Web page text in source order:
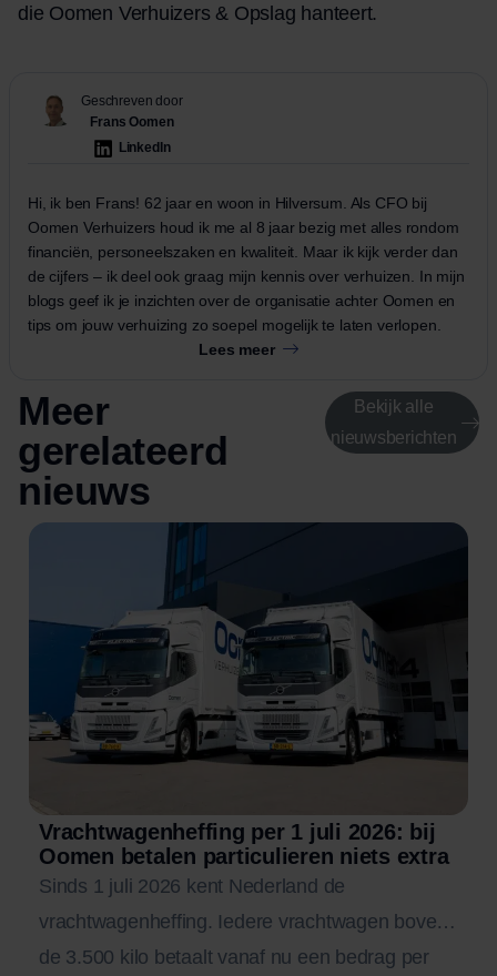
die Oomen Verhuizers & Opslag hanteert.
Geschreven door
Frans Oomen
LinkedIn
Hi, ik ben Frans! 62 jaar en woon in Hilversum. Als CFO bij
Oomen Verhuizers houd ik me al 8 jaar bezig met alles rondom
financiën, personeelszaken en kwaliteit. Maar ik kijk verder dan
de cijfers – ik deel ook graag mijn kennis over verhuizen. In mijn
blogs geef ik je inzichten over de organisatie achter Oomen en
tips om jouw verhuizing zo soepel mogelijk te laten verlopen.
Lees meer
Meer
gerelateerd
nieuws
Bekijk alle
nieuwsberichten
Vrachtwagenheffing per 1 juli 2026: bij
Oomen betalen particulieren niets extra
Sinds 1 juli 2026 kent Nederland de
vrachtwagenheffing. Iedere vrachtwagen boven
de 3.500 kilo betaalt vanaf nu een bedrag per